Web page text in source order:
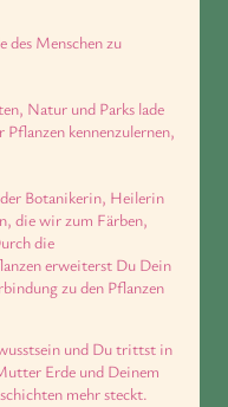
des Menschen zu
Natur und Parks lade
kennenzulernen,
Botanikerin, Heilerin
die wir zum Färben,
die
erweiterst Du Dein
zu den Pflanzen
und Du trittst in
Erde und Deinem
mehr steckt.